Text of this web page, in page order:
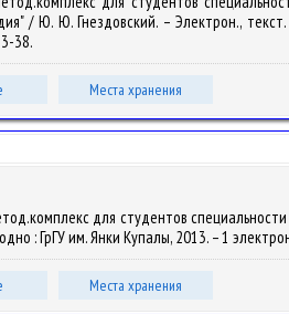
/ Ю. Ю. Гнездовский. – Электрон.,
38.
Места хранения
для студентов
: ГрГУ им. Янки Купалы, 2013. – 1
Места хранения